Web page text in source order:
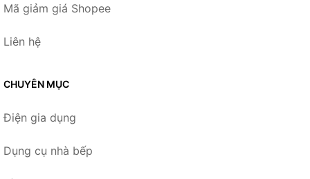
Mã giảm giá Shopee
Liên hệ
CHUYÊN MỤC
Điện gia dụng
Dụng cụ nhà bếp